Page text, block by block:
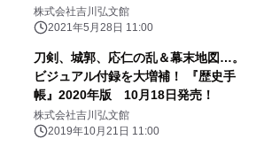
売！
株式会社吉川弘文館
2021年5月28日 11:00
刀剣、城郭、応仁の乱＆幕末地図…。
ビジュアル付録を大増補！ 『歴史手
帳』2020年版 10月18日発売！
株式会社吉川弘文館
2019年10月21日 11:00